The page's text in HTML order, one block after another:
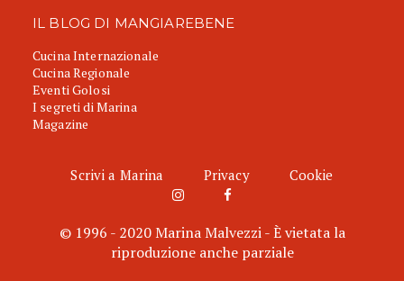
IL BLOG DI MANGIAREBENE
Cucina Internazionale
Cucina Regionale
Eventi Golosi
I segreti di Marina
Magazine
Scrivi a Marina Privacy Cookie
© 1996 - 2020 Marina Malvezzi - È vietata la
riproduzione anche parziale